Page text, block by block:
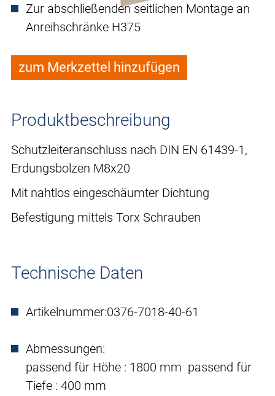
Zur abschließenden seitlichen Montage an
Anreihschränke H375
zum Merkzettel hinzufügen
Produktbeschreibung
Schutzleiteranschluss nach DIN EN 61439-1,
Erdungsbolzen M8x20
Mit nahtlos eingeschäumter Dichtung
Befestigung mittels Torx Schrauben
Technische Daten
Artikelnummer:0376-7018-40-61
Abmessungen:
passend für Höhe : 1800 mm passend für
Tiefe : 400 mm